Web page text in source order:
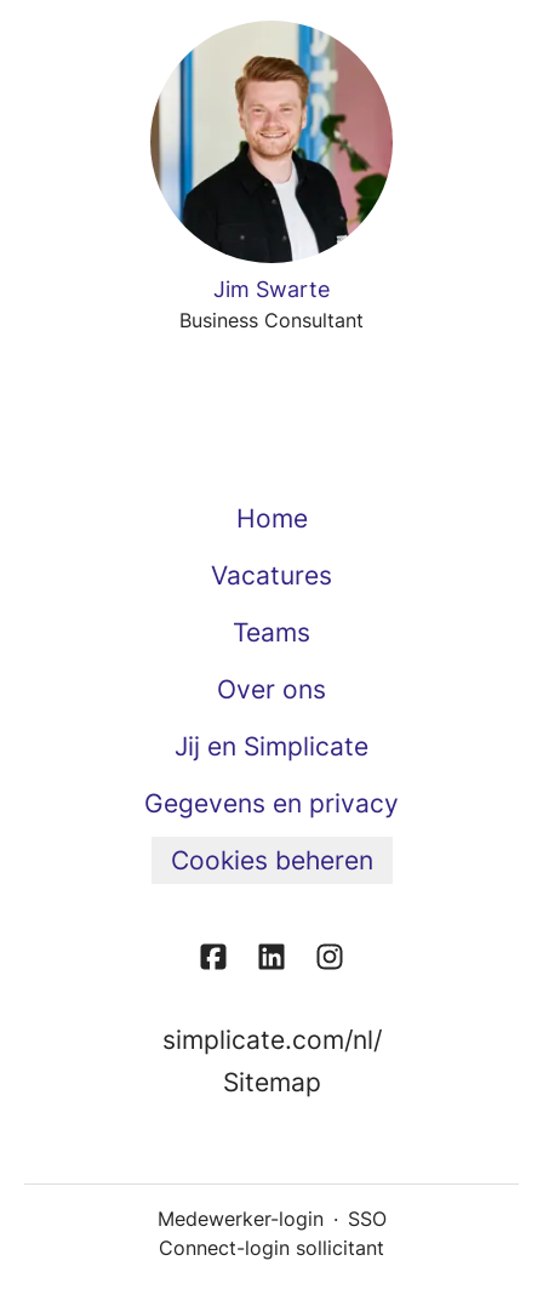
Jim Swarte
Business Consultant
Home
Vacatures
Teams
Over ons
Jij en Simplicate
Gegevens en privacy
Cookies beheren
simplicate.com/nl/
Sitemap
Medewerker-login · SSO
Connect-login sollicitant